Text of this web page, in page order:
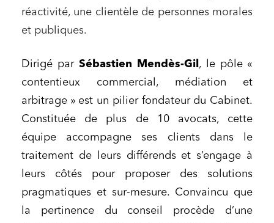
réactivité, une clientèle de personnes morales
et publiques.
Dirigé par Sébastien Mendès-Gil , le pôle «
contentieux commercial, médiation et
arbitrage » est un pilier fondateur du Cabinet.
Constituée de plus de 10 avocats, cette
équipe accompagne ses clients dans le
traitement de leurs différends et s’engage à
leurs côtés pour proposer des solutions
pragmatiques et sur-mesure. Convaincu que
la pertinence du conseil procède d’une